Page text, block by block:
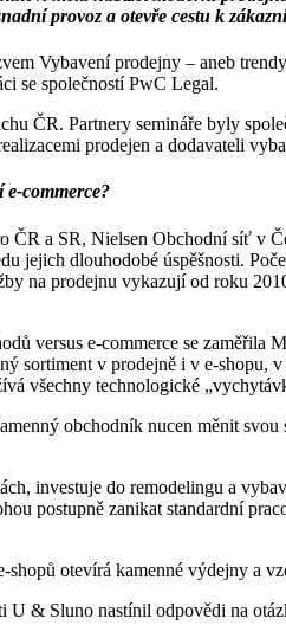
provoz a otevře cestu k
Vybavení prodejny – aneb
se společností PwC Legal.
ČR. Partnery semináře byly
prodejen a dodavateli
e-commerce?
ČR a SR, Nielsen Obchodní síť v
jejich dlouhodobé úspěšnosti.
na prodejnu vykazují od roku
versus e-commerce se
sortiment v prodejně i v e-shopu,
všechny technologické
obchodník nucen měnit
investuje do remodelingu a
postupně zanikat standardní
shopů otevírá kamenné výdejny a
U & Sluno nastínil odpovědi na